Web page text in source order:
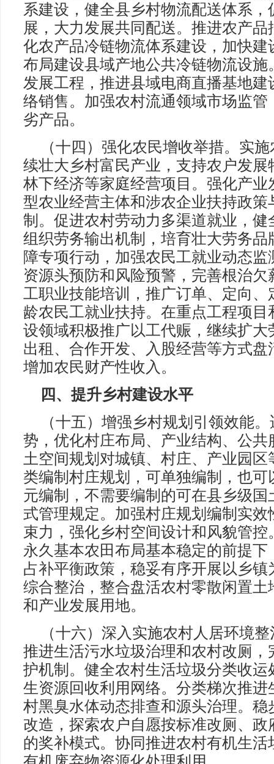
系建设，健全县乡村物流配送体系
展，大力发展共同配送。推进农产
化农产品冷链物流体系建设，加快
布局建设县域产地公共冷链物流设
发展工程，推进县域电商直播基地
络销售。加强农村流通领域市场监
劣产品。
（十四）强化农民增收举措。实
续壮大乡村富民产业，支持农户发
林下经济等家庭经营项目。强化产
型农业经营主体和涉农企业扶持政
制。促进农村劳动力多渠道就业，
组织劳务输出机制，培育壮大劳务
障专项行动，加强农民工就业动态
资源头预防和风险预警，完善根治
工职业技能培训，推广订单、定向
龄农民工就业扶持。在重点工程项
设领域积极推广以工代赈，继续扩
出租、合作开发、入股经营等方式
增加农民财产性收入。
四、提升乡村建设水平
（十五）增强乡村规划引领效能
势，优化村庄布局、产业结构、公
土空间规划对城镇、村庄、产业园
类编制村庄规划，可单独编制，也
元编制，不需要编制的可在县乡级
式管理规定。加强村庄规划编制实
束力，强化乡村空间设计和风貌管
永久基本农田布局基本稳定的前提
占补平衡政策，稳妥有序开展以乡
综合整治，整合盘活农村零散闲置
和产业发展用地。
（十六）深入实施农村人居环境
推进生活污水垃圾治理和农村改厕
护机制。健全农村生活垃圾分类收
生资源回收利用网络。分类梯次推
村黑臭水体动态排查和源头治理。
改造，探索农户自愿按标准改厕、
的奖补模式。协同推进农村有机生